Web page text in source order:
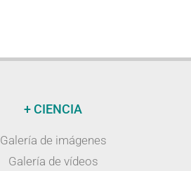
+ CIENCIA
Galería de imágenes
Galería de vídeos